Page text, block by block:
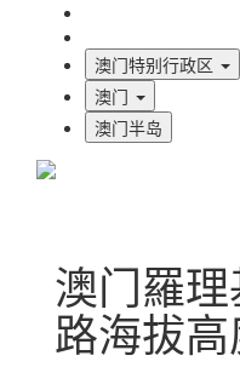
澳门特别行政区
澳门
澳门半岛
澳门羅
路海拔